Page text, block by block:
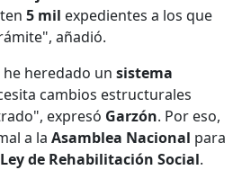
5 mil expedientes a los que
añadió.
heredado un sistema
cambios estructurales
expresó Garzón. Por eso,
a laAsamblea Nacional para
Ley de Rehabilitación Social.